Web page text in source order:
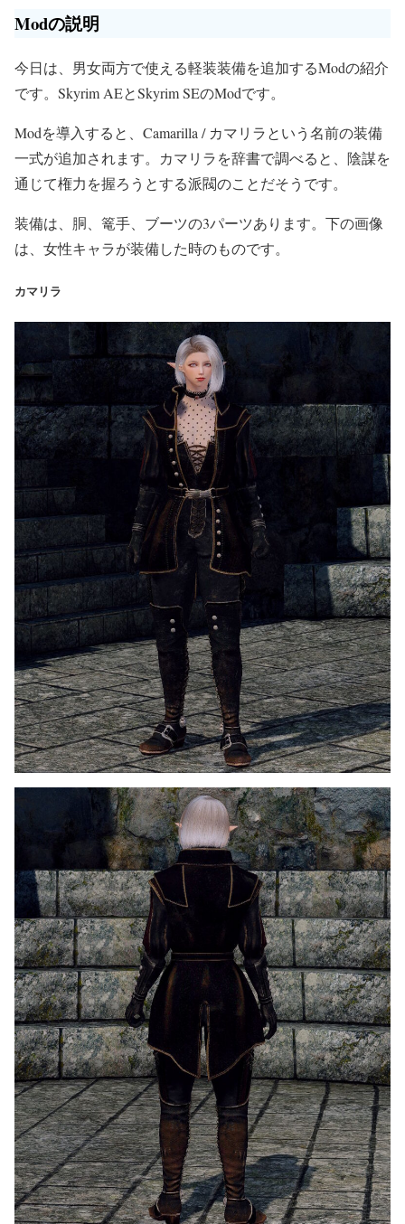
Modの説明
今日は、男女両方で使える軽装装備を追加するModの紹介
です。Skyrim AEとSkyrim SEのModです。
Modを導入すると、Camarilla / カマリラという名前の装備
一式が追加されます。カマリラを辞書で調べると、陰謀を
通じて権力を握ろうとする派閥のことだそうです。
装備は、胴、篭手、ブーツの3パーツあります。下の画像
は、女性キャラが装備した時のものです。
カマリラ